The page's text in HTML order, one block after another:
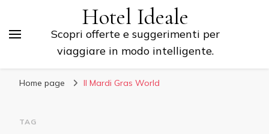
Hotel Ideale
Scopri offerte e suggerimenti per
viaggiare in modo intelligente.
Home page Il Mardi Gras World
TAG